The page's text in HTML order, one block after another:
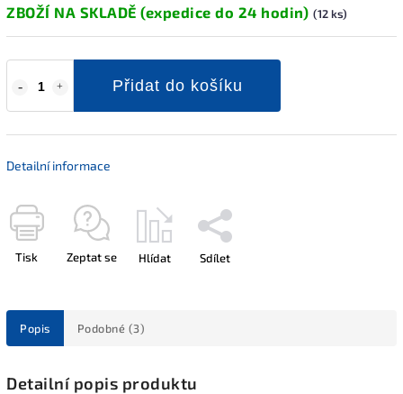
ZBOŽÍ NA SKLADĚ (expedice do 24 hodin) (12 ks)
Přidat do košíku
Detailní informace
Tisk Zeptat se Hlídat Sdílet
Popis Podobné (3)
Detailní popis produktu